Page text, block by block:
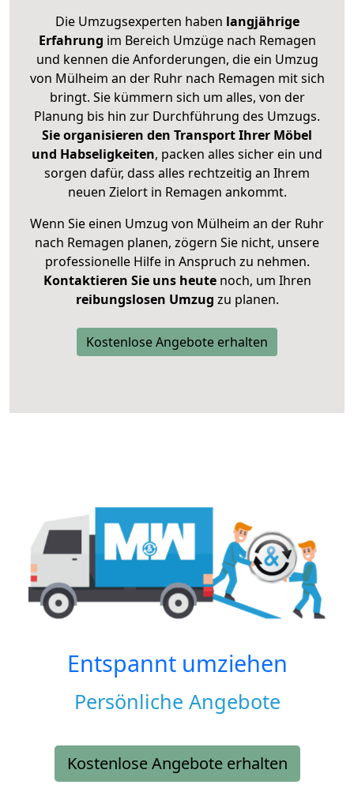
Die Umzugsexperten haben langjährige
Erfahrung im Bereich Umzüge nach Remagen
und kennen die Anforderungen, die ein Umzug
von Mülheim an der Ruhr nach Remagen mit sich
bringt. Sie kümmern sich um alles, von der
Planung bis hin zur Durchführung des Umzugs.
Sie organisieren den Transport Ihrer Möbel
und Habseligkeiten, packen alles sicher ein und
sorgen dafür, dass alles rechtzeitig an Ihrem
neuen Zielort in Remagen ankommt.
Wenn Sie einen Umzug von Mülheim an der Ruhr
nach Remagen planen, zögern Sie nicht, unsere
professionelle Hilfe in Anspruch zu nehmen.
Kontaktieren Sie uns heutenoch, um Ihren
reibungslosen Umzug zu planen.
Kostenlose Angebote erhalten
Entspannt umziehen
Persönliche Angebote
Kostenlose Angebote erhalten